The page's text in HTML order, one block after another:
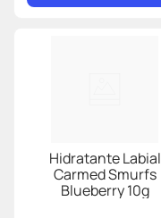
Hidratante Labial
Carmed Smurfs
Blueberry 10g